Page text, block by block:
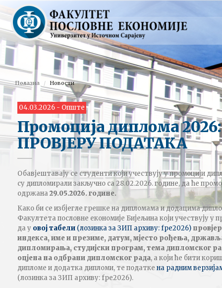
Полазна Новости
04.03.2026 - Опште
Промоција диплома
ПРОВЈЕРУ ПОДАТАКА
Обавјештавају се студенти који учествују у промоцији
су дипломирали закључно са 28.02.2026. године, да ће
одржана 29.05.2026. године.
Како би се избјегле грешке на дипломама и додацима
Факултета пословне економије Бијељина који учествују у
да у овој табели (лозинка за ЗИП архиву: fpe2026)
индекса, име и презиме, датум, мјесто рођења,
дипломирања, студијски програм, тема дипломског
оцјена на одбрани дипломског рада, а који ће бити
дипломе и додатка дипломи, те податке на радним
(лозинка за ЗИП архиву: fpe2026).